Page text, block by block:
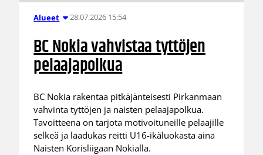
Alueet 28.07.2026 15:54
BC Nokia vahvistaa tyttöjen
pelaajapolkua
BC Nokia rakentaa pitkäjänteisesti Pirkanmaan
vahvinta tyttöjen ja naisten pelaajapolkua.
Tavoitteena on tarjota motivoituneille pelaajille
selkeä ja laadukas reitti U16-ikäluokasta aina
Naisten Korisliigaan Nokialla.